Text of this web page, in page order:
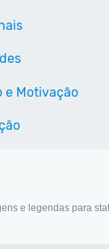
e Motivação
e legendas para